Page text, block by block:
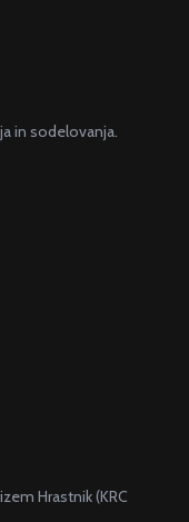
in sodelovanja.
Hrastnik (KRC